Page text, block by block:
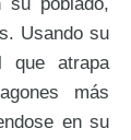
Usando su
que atrapa
más
en su